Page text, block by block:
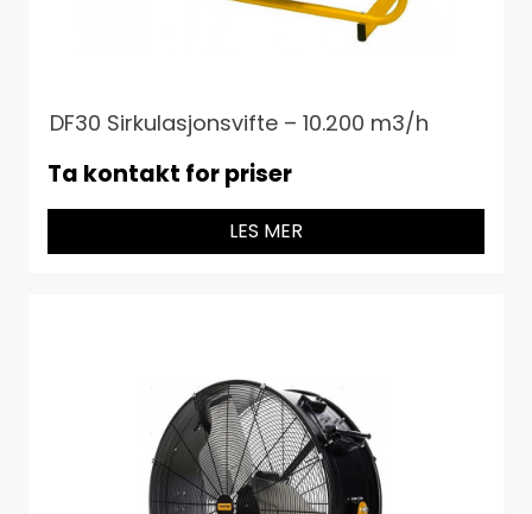
DF30 Sirkulasjonsvifte – 10.200 m3/h
Ta kontakt for priser
LES MER